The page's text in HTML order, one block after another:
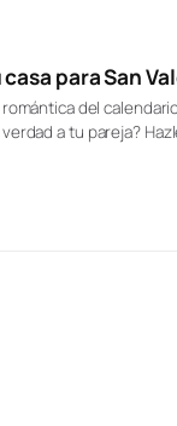
para San
del
a tu pareja?